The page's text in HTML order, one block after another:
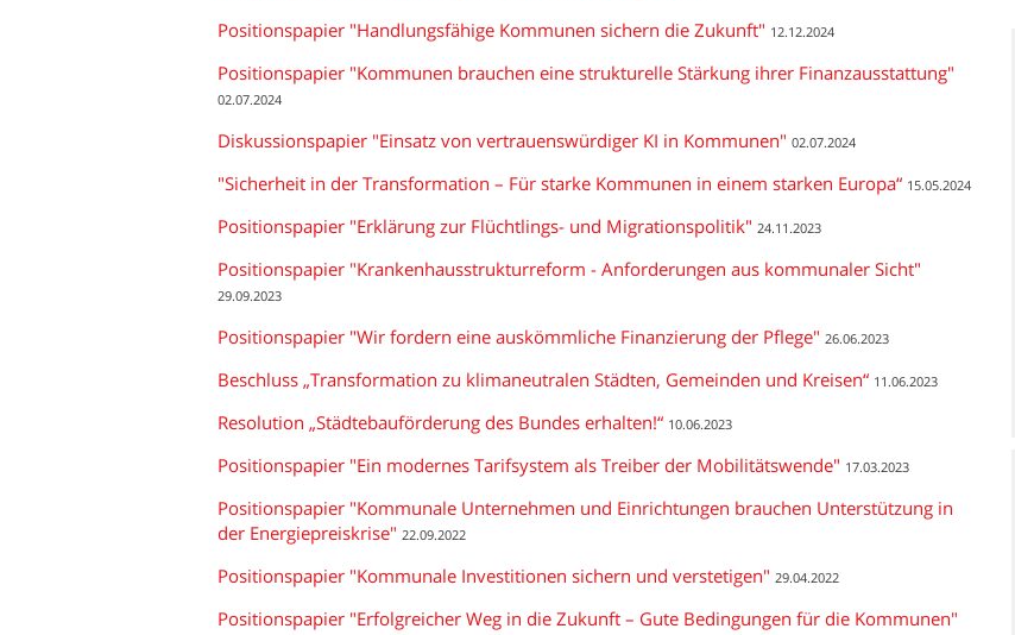
Positionspapier "Handlungsfähige Kommunen sichern die Zukunft" 12.12.2024
Positionspapier "Kommunen brauchen eine strukturelle Stärkung ihrer Finanzausstattung"
02.07.2024
Diskussionspapier "Einsatz von vertrauenswürdiger KI in Kommunen" 02.07.2024
"Sicherheit in der Transformation – Für starke Kommunen in einem starken Europa“ 15.05.2024
Positionspapier "Erklärung zur Flüchtlings- und Migrationspolitik" 24.11.2023
Positionspapier "Krankenhausstrukturreform - Anforderungen aus kommunaler Sicht"
29.09.2023
Positionspapier "Wir fordern eine auskömmliche Finanzierung der Pflege" 26.06.2023
Beschluss „Transformation zu klimaneutralen Städten, Gemeinden und Kreisen“ 11.06.2023
Resolution „Städtebauförderung des Bundes erhalten!“ 10.06.2023
Positionspapier "Ein modernes Tarifsystem als Treiber der Mobilitätswende" 17.03.2023
Positionspapier "Kommunale Unternehmen und Einrichtungen brauchen Unterstützung in
der Energiepreiskrise" 22.09.2022
Positionspapier "Kommunale Investitionen sichern und verstetigen" 29.04.2022
Positionspapier "Erfolgreicher Weg in die Zukunft – Gute Bedingungen für die Kommunen"